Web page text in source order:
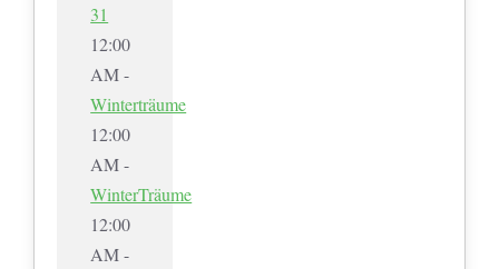
31
12:00
AM -
Winterträume
12:00
AM -
WinterTräume
12:00
AM -